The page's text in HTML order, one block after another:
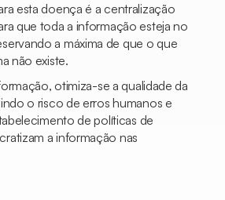
esta doença é a centralização
que toda a informação esteja no
a máxima de que o que
não existe.
otimiza-se a qualidade da
o risco de erros humanos e
de políticas de
a informação nas